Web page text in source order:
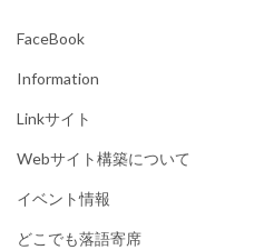
FaceBook
Information
Linkサイト
Webサイト構築について
イベント情報
どこでも落語寄席